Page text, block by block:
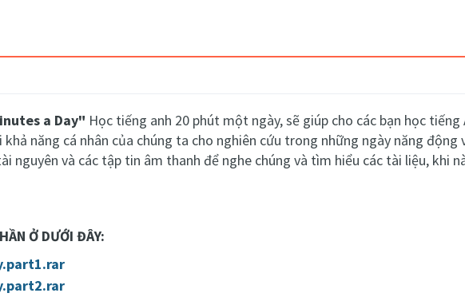
a Day" Học tiếng anh 20 phút một ngày,sẽ giúp cho các bạn học tiếng
khả năng cá nhân của chúng ta cho nghiên cứu trong những ngày năng
nguyên và các tập tin âm thanh để nghe chúng và tìm hiểu các tài liệu, khi
Ở DƯỚI ĐÂY: